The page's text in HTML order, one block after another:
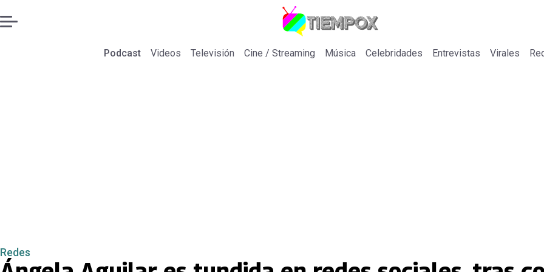
Podcast Videos Televisión Cine / Streaming Música Celebridades Entrevistas Virales
Redes